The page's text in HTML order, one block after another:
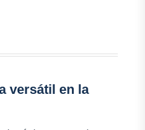
versátil en la